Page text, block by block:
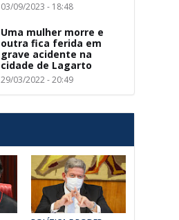
03/09/2023 - 18:48
Uma mulher morre e
outra fica ferida em
grave acidente na
cidade de Lagarto
29/03/2022 - 20:49